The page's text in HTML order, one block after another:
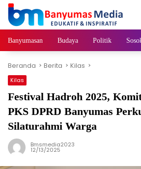
Langsung
konten
Banyumasan Budaya Politik
Beranda Berita Kilas
Kilas
Festival Hadroh 2025,
PKS DPRD Banyumas
Silaturahmi Warga
Bmsmedia2023
12/13/2025